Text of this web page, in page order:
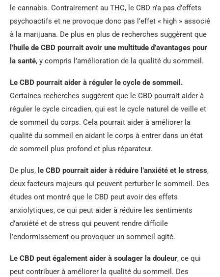
le cannabis. Contrairement au THC, le CBD n’a pas d’effets
psychoactifs et ne provoque donc pas l’effet « high » associé
à la marijuana. De plus en plus de recherches suggèrent que
l’huile de CBD pourrait avoir une multitude d’avantages pour
la santé, y compris l’amélioration de la qualité du sommeil.
Le CBD pourrait aider à réguler le cycle de sommeil.
Certaines recherches suggèrent que le CBD pourrait aider à
réguler le cycle circadien, qui est le cycle naturel de veille et
de sommeil du corps. Cela pourrait aider à améliorer la
qualité du sommeil en aidant le corps à entrer dans un état
de sommeil plus profond et plus réparateur.
De plus, le CBD pourrait aider à réduire l’anxiété et le stress,
deux facteurs majeurs qui peuvent perturber le sommeil. Des
études ont montré que le CBD peut avoir des effets
anxiolytiques, ce qui peut aider à réduire les sentiments
d’anxiété et de stress qui peuvent rendre difficile
l’endormissement ou provoquer un sommeil agité.
Le CBD peut également aider à soulager la douleur, ce qui
peut contribuer à améliorer la qualité du sommeil. Des